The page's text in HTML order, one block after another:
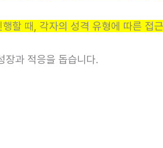
할 때, 각자의 성격 유형에 따른 접
장과 적응을 돕습니다.